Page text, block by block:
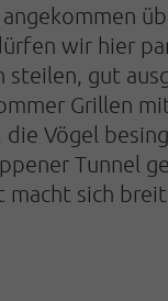
wir hier
gut
Grillen
Vögel
Tunnel
sich